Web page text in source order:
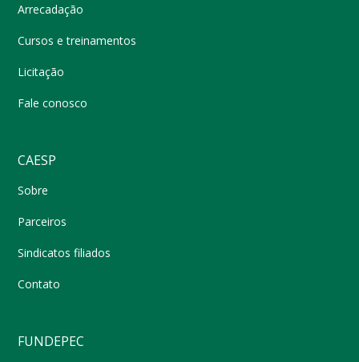
Arrecadação
Cursos e treinamentos
Licitação
Fale conosco
CAESP
Sobre
Parceiros
Sindicatos filiados
Contato
FUNDEPEC